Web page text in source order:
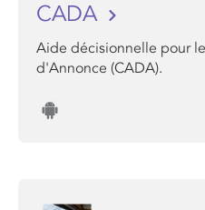
CADA
Aide décisionnelle pour
d'Annonce (CADA).